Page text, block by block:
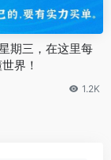
期三，在这里每
界！
1.2K